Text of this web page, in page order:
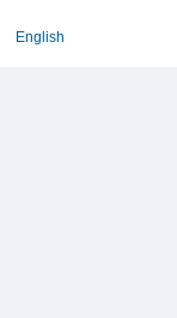
English